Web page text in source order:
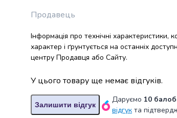
перець
Кухонна
сіль
Оцет
Продукти
суші
ролів
Желе
Продавець
Інформація про технічні характеристики,
характер і ґрунтується на останніх
центру Продавця або Сайту.
У цього товару ще немає відгуків.
Залишити відгук
Даруємо 10
відгук та